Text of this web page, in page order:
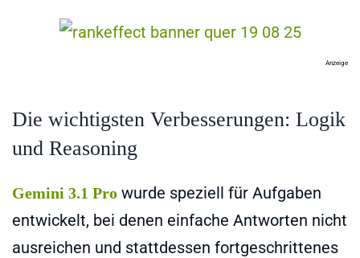
Anzeige
Die wichtigsten Verbesserungen: Logik
und Reasoning
Gemini 3.1 Pro wurde speziell für Aufgaben
entwickelt, bei denen einfache Antworten nicht
ausreichen und stattdessen fortgeschrittenes